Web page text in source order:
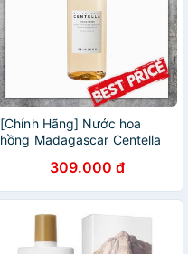
[Chính Hãng] Nước hoa
hồng Madagascar Centella
Toner Rau Má Skin1004
309.000 đ